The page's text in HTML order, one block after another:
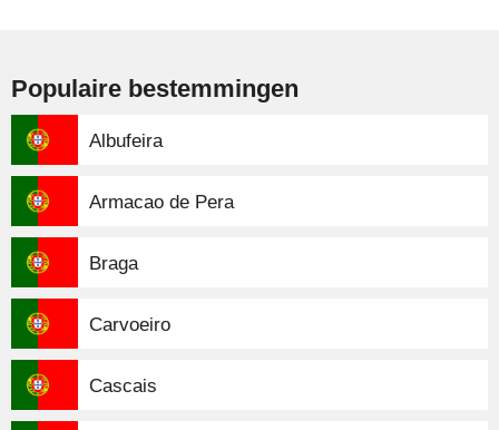
Populaire bestemmingen
Albufeira
Armacao de Pera
Braga
Carvoeiro
Cascais